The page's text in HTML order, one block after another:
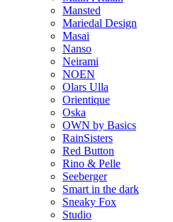
Mansted
Mariedal Design
Masai
Nanso
Neirami
NOEN
Olars Ulla
Orientique
Oska
OWN by Basics
RainSisters
Red Button
Rino & Pelle
Seeberger
Smart in the dark
Sneaky Fox
Studio